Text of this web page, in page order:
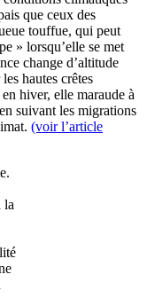
que ceux des
touffue, qui peut
» lorsqu’elle se met
change d’altitude
hautes crêtes
hiver, elle maraude à
suivant les migrations
(voir l’article
la